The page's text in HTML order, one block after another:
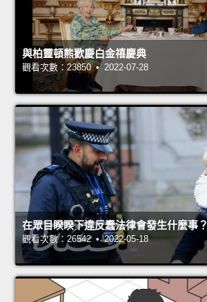
與柏靈頓熊歡慶白金禧慶典
觀看次數：23850 • 2022-07-28
在眾目睽睽下違反蠢法律會發生什麼事？
觀看次數：26542 • 2022-05-18